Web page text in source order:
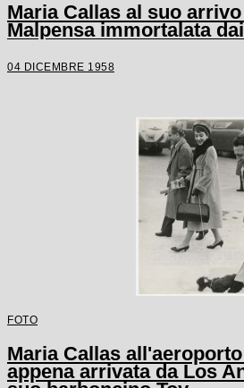
Maria Callas al suo
Malpensa immortalata
04 DICEMBRE 1958
FOTO
Maria Callas
appena arrivata da Los